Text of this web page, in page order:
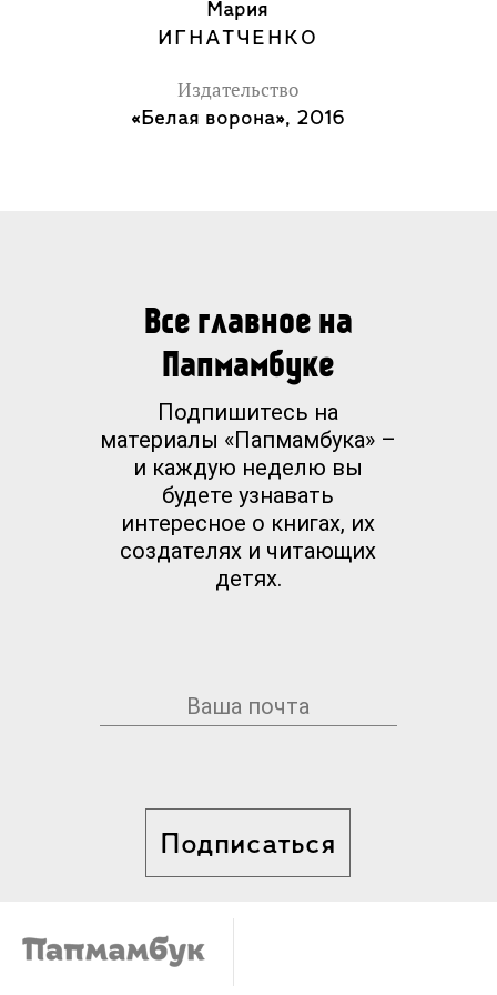
Для среднего школьного возраста.
Мария
ИГНАТЧЕНКО
Издательство
«Белая ворона», 2016
Все главное на
Папмамбуке
Подпишитесь на
материалы «Папмамбука» –
и каждую неделю вы
будете узнавать
интересное о книгах, их
создателях и читающих
детях.
Подписаться